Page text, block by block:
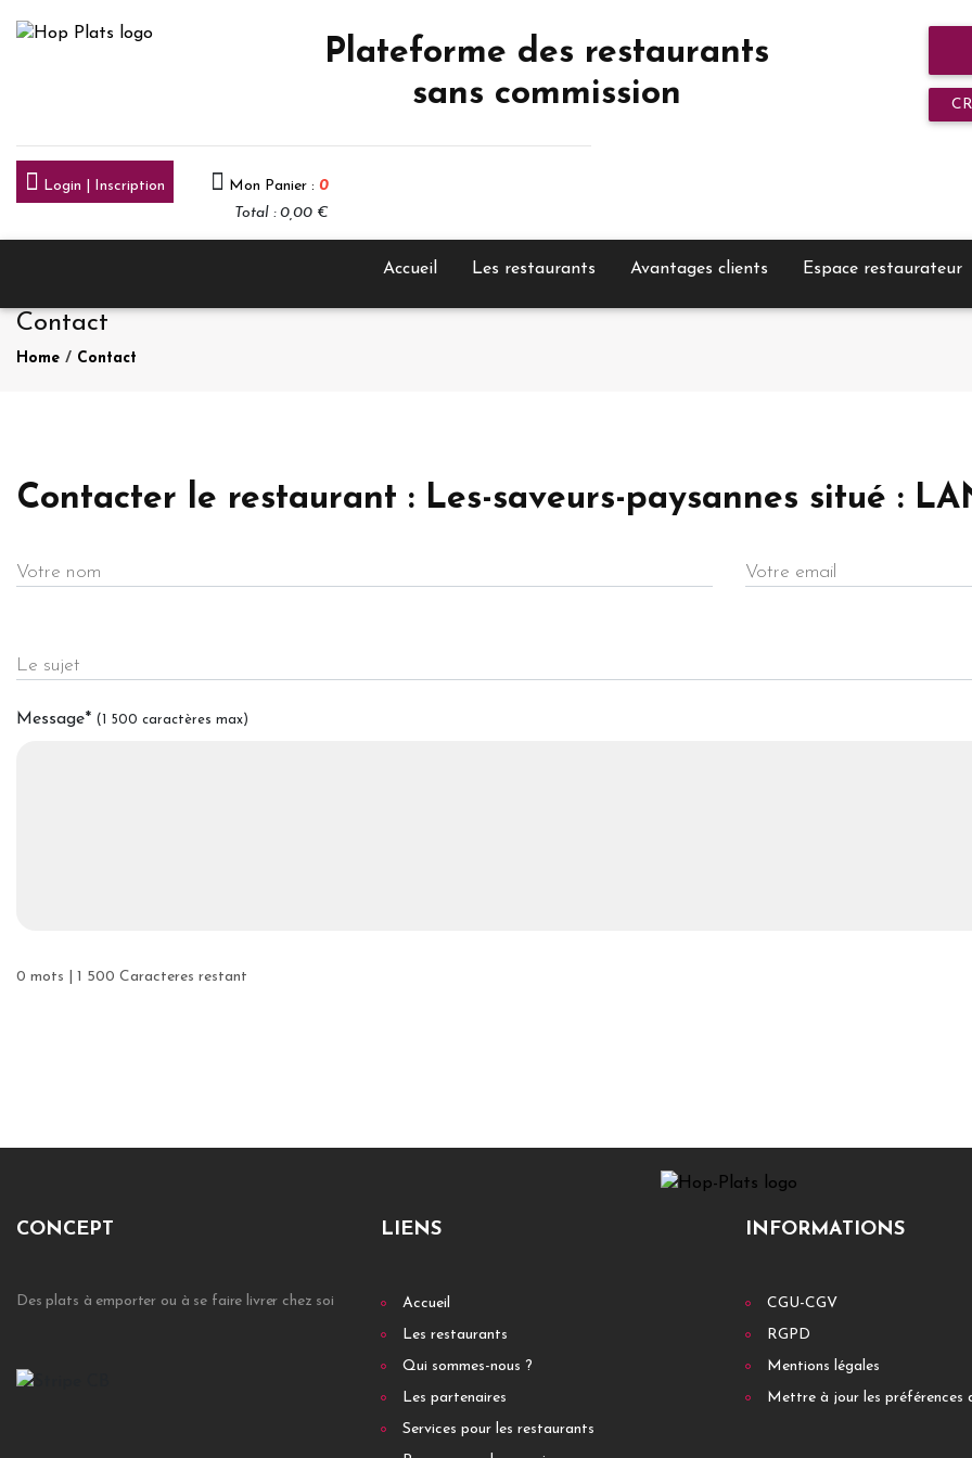
Plateforme des restaurants
sans commission
Login | Inscription Mon Panier : 0
Total : 0,00 €
Accueil Les restaurants Avantages clients Espace restaurateur
Contact
Home / Contact
Contacter le restaurant : Les-saveurs-paysannes situé :
Votre nom Votre email
Le sujet
Message* (1 500 caractères max)
0 mots | 1 500 Caracteres restant
CONCEPT
Des plats à emporter ou à se faire livrer chez soi
LIENS
Accueil
Les restaurants
Qui sommes-nous ?
Les partenaires
Services pour les restaurants
INFORMATIONS
CGU-CGV
RGPD
Mentions légales
Mettre à jour les préférences